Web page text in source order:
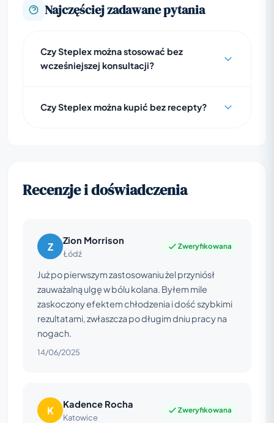
Najczęściej zadawane pytania
Czy Steplex można stosować bez
wcześniejszej konsultacji?
Czy Steplex można kupić bez recepty?
Recenzje i doświadczenia
Z Zion Morrison
Łódź
Zweryfikowana
Już po pierwszym zastosowaniu żel przyniósł
zauważalną ulgę w bólu kolana. Byłem mile
zaskoczony efektem chłodzenia i dość szybkimi
rezultatami, zwłaszcza po długim dniu pracy na
nogach.
14/06/2025
K Kadence Rocha
Katowice
Zweryfikowana